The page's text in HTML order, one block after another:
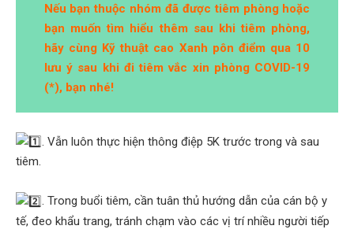
Nếu bạn thuộc nhóm đã được tiêm phòng hoặc
bạn muốn tìm hiểu thêm sau khi tiêm phòng,
hãy cùng Kỹ thuật cao Xanh pôn điểm qua 10
lưu ý sau khi đi tiêm vắc xin phòng COVID-19
(*), bạn nhé!
. Vẫn luôn thực hiện thông điệp 5K trước trong và sau
tiêm.
. Trong buổi tiêm, cần tuân thủ hướng dẫn của cán bộ y
tế, đeo khẩu trang, tránh chạm vào các vị trí nhiều người tiếp